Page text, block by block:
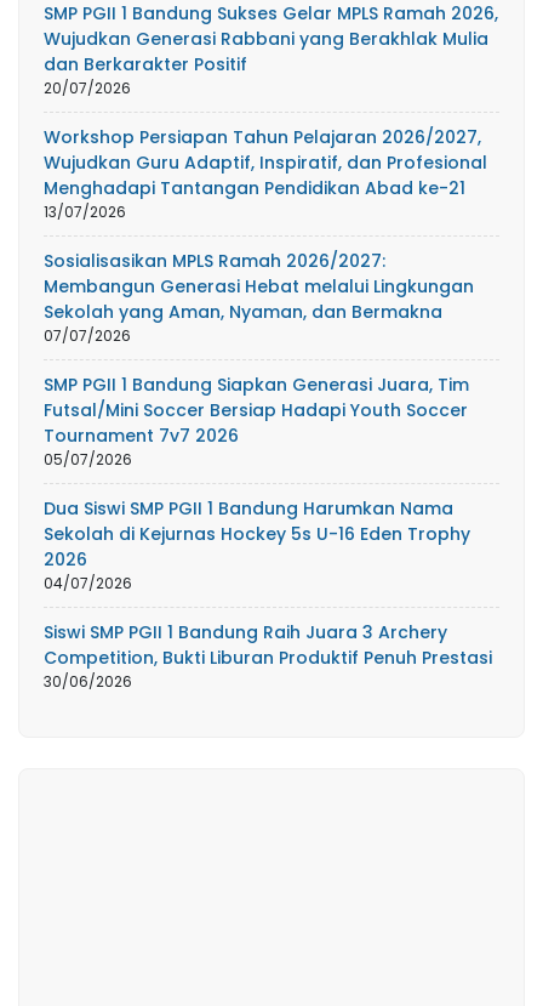
SMP PGII 1 Bandung Sukses Gelar MPLS Ramah 2026,
Wujudkan Generasi Rabbani yang Berakhlak Mulia
dan Berkarakter Positif
20/07/2026
Workshop Persiapan Tahun Pelajaran 2026/2027,
Wujudkan Guru Adaptif, Inspiratif, dan Profesional
Menghadapi Tantangan Pendidikan Abad ke-21
13/07/2026
Sosialisasikan MPLS Ramah 2026/2027:
Membangun Generasi Hebat melalui Lingkungan
Sekolah yang Aman, Nyaman, dan Bermakna
07/07/2026
SMP PGII 1 Bandung Siapkan Generasi Juara, Tim
Futsal/Mini Soccer Bersiap Hadapi Youth Soccer
Tournament 7v7 2026
05/07/2026
Dua Siswi SMP PGII 1 Bandung Harumkan Nama
Sekolah di Kejurnas Hockey 5s U-16 Eden Trophy
2026
04/07/2026
Siswi SMP PGII 1 Bandung Raih Juara 3 Archery
Competition, Bukti Liburan Produktif Penuh Prestasi
30/06/2026